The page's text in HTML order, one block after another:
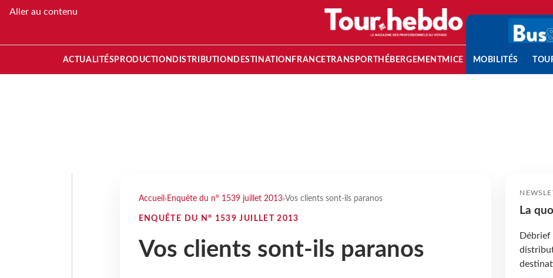
Aller au contenu
ACTUALITÉS PRODUCTION DISTRIBUTION DESTINATION FRANCETRANSPORT HÉBERGEMENTMICE MOBILITÉS
Accueil › Enquête du n° 1539 juillet 2013›Vos clients sont-ils paranos
ENQUÊTE DU N° 1539 JUILLET 2013
Vos clients sont-ils paranos
La
Débrief